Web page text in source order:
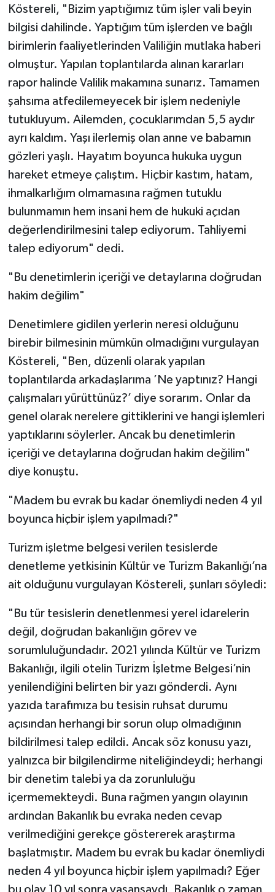
Köstereli, "Bizim yaptığımız tüm işler vali beyin
bilgisi dahilinde. Yaptığım tüm işlerden ve bağlı
birimlerin faaliyetlerinden Valiliğin mutlaka haberi
olmuştur. Yapılan toplantılarda alınan kararları
rapor halinde Valilik makamına sunarız. Tamamen
şahsıma atfedilemeyecek bir işlem nedeniyle
tutukluyum. Ailemden, çocuklarımdan 5,5 aydır
ayrı kaldım. Yaşı ilerlemiş olan anne ve babamın
gözleri yaşlı. Hayatım boyunca hukuka uygun
hareket etmeye çalıştım. Hiçbir kastım, hatam,
ihmalkarlığım olmamasına rağmen tutuklu
bulunmamın hem insani hem de hukuki açıdan
değerlendirilmesini talep ediyorum. Tahliyemi
talep ediyorum" dedi.
"Bu denetimlerin içeriği ve detaylarına doğrudan
hakim değilim"
Denetimlere gidilen yerlerin neresi olduğunu
birebir bilmesinin mümkün olmadığını vurgulayan
Köstereli, "Ben, düzenli olarak yapılan
toplantılarda arkadaşlarıma ’Ne yaptınız? Hangi
çalışmaları yürüttünüz?’ diye sorarım. Onlar da
genel olarak nerelere gittiklerini ve hangi işlemleri
yaptıklarını söylerler. Ancak bu denetimlerin
içeriği ve detaylarına doğrudan hakim değilim"
diye konuştu.
"Madem bu evrak bu kadar önemliydi neden 4 yıl
boyunca hiçbir işlem yapılmadı?"
Turizm işletme belgesi verilen tesislerde
denetleme yetkisinin Kültür ve Turizm Bakanlığı’na
ait olduğunu vurgulayan Köstereli, şunları söyledi:
"Bu tür tesislerin denetlenmesi yerel idarelerin
değil, doğrudan bakanlığın görev ve
sorumluluğundadır. 2021 yılında Kültür ve Turizm
Bakanlığı, ilgili otelin Turizm İşletme Belgesi’nin
yenilendiğini belirten bir yazı gönderdi. Aynı
yazıda tarafımıza bu tesisin ruhsat durumu
açısından herhangi bir sorun olup olmadığının
bildirilmesi talep edildi. Ancak söz konusu yazı,
yalnızca bir bilgilendirme niteliğindeydi; herhangi
bir denetim talebi ya da zorunluluğu
içermemekteydi. Buna rağmen yangın olayının
ardından Bakanlık bu evraka neden cevap
verilmediğini gerekçe göstererek araştırma
başlatmıştır. Madem bu evrak bu kadar önemliydi
neden 4 yıl boyunca hiçbir işlem yapılmadı? Eğer
bu olay 10 yıl sonra yaşansaydı, Bakanlık o zaman